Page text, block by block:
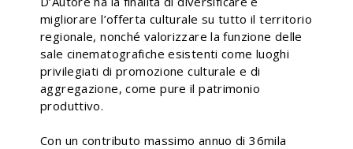
migliorare l’offerta culturale su tutto il territorio
regionale, nonché valorizzare la funzione delle
sale cinematografiche esistenti come luoghi
privilegiati di promozione culturale e di
aggregazione, come pure il patrimonio
produttivo.
Con un contributo massimo annuo di 36mila